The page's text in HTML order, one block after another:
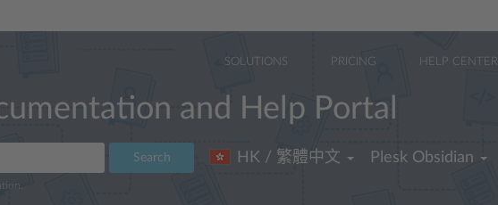
SOLUTIONS PRICING HELP CENTER
and Help Portal
Search HK / 繁體中文 Plesk Obsidian